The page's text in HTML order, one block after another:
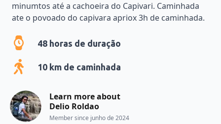
minumtos até a cachoeira do Capivari. Caminhada
ate o povoado do capivara apriox 3h de caminhada.
48 horas de duração
10 km de caminhada
Learn more about
Delio Roldao
Member since junho de 2024